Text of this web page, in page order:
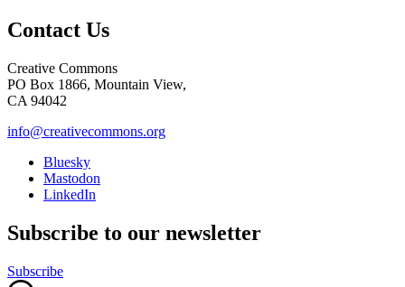
Contact Us
Creative Commons
PO Box 1866, Mountain View,
CA 94042
info@creativecommons.org
Bluesky
Mastodon
LinkedIn
Subscribe to our newsletter
Subscribe